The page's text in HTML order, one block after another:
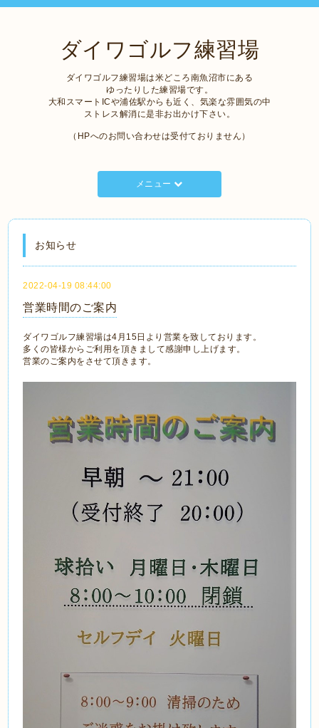
ダイワゴルフ練習場
ダイワゴルフ練習場は米どころ南魚沼市にある
ゆったりした練習場です。
大和スマートICや浦佐駅からも近く、気楽な雰囲気の中
ストレス解消に是非お出かけ下さい。
（HPへのお問い合わせは受付ておりません）
メニュー
お知らせ
2022-04-19 08:44:00
営業時間のご案内
ダイワゴルフ練習場は4月15日より営業を致しております。
多くの皆様からご利用を頂きまして感謝申し上げます。
営業のご案内をさせて頂きます。